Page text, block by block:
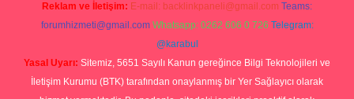
Reklam ve İletişim: E-mail: backlinkpaneli@gmail.com Teams:
forumhizmeti@gmail.com Whatsapp: 0262 606 0 726 Telegram:
@karabul
Yasal Uyarı: Sitemiz, 5651 Sayılı Kanun gereğince Bilgi Teknolojileri ve
İletişim Kurumu (BTK) tarafından onaylanmış bir Yer Sağlayıcı olarak